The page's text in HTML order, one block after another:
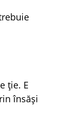
ție. E
însăși